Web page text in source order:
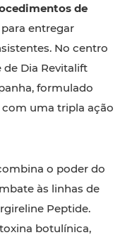
de
entregar
No centro
de Dia Revitalift
formulado
uma tripla ação
o poder do
às linhas de
Peptide.
botulínica,